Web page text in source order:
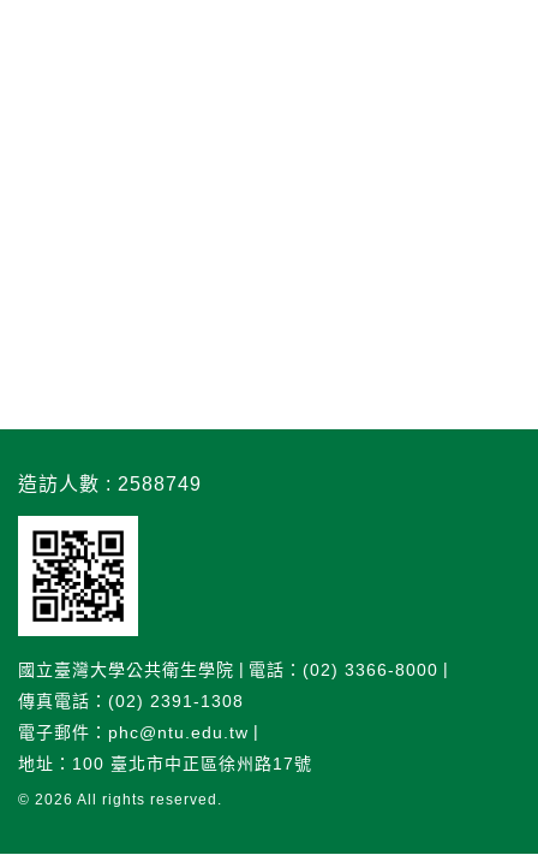
造訪人數 : 2588749
國立臺灣大學公共衛生學院
電話：(02) 3366-8000
傳真電話：(02) 2391-1308
電子郵件：phc@ntu.edu.tw
地址：100 臺北市中正區徐州路17號
© 2026 All rights reserved.